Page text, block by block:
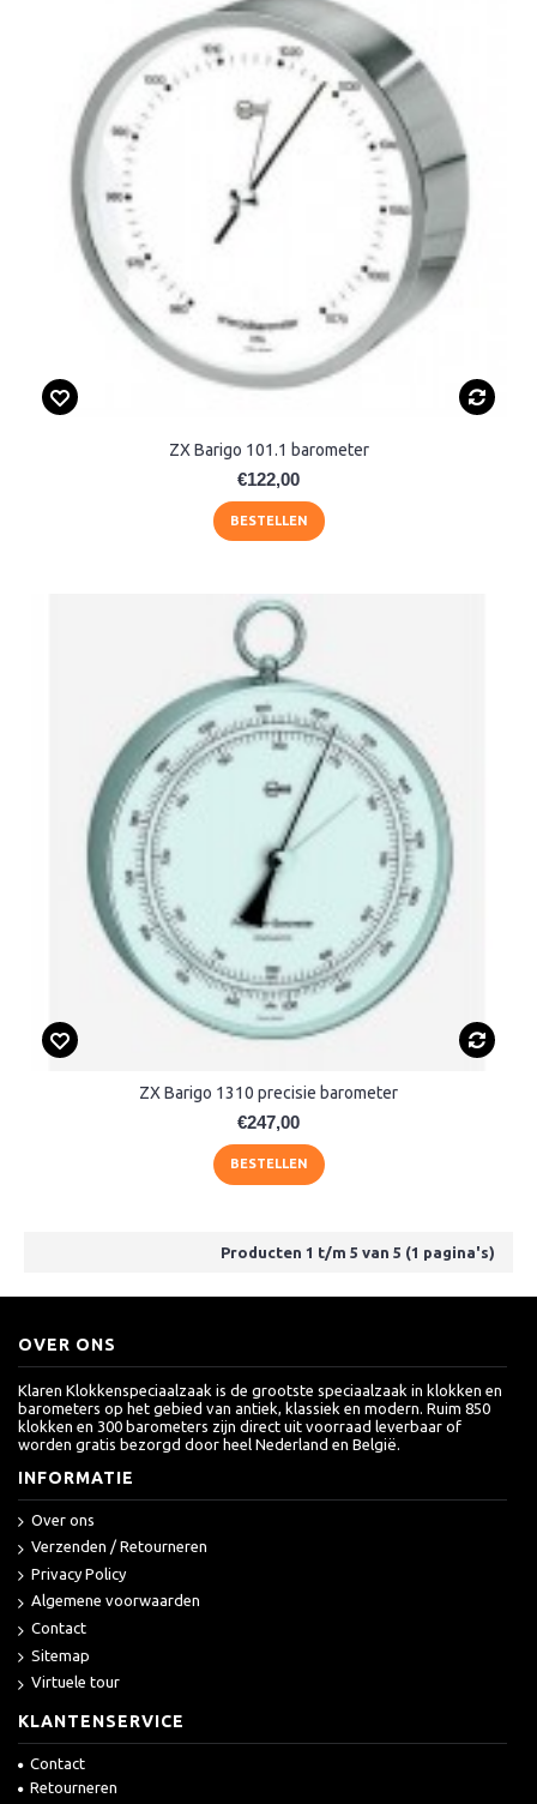
ZX Barigo 101.1 barometer
€122,00
BESTELLEN
ZX Barigo 1310 precisie barometer
€247,00
BESTELLEN
Producten 1 t/m 5 van 5 (1 pagina's)
OVER ONS
Klaren Klokkenspeciaalzaak is de grootste speciaalzaak in klokken en
barometers op het gebied van antiek, klassiek en modern. Ruim 850
klokken en 300 barometers zijn direct uit voorraad leverbaar of
worden gratis bezorgd door heel Nederland en België.
INFORMATIE
Over ons
Verzenden / Retourneren
Privacy Policy
Algemene voorwaarden
Contact
Sitemap
Virtuele tour
KLANTENSERVICE
Contact
Retourneren